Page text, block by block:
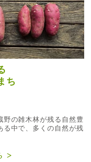
ち
の雑木林が残る自然豊
る中で、多くの自然が残